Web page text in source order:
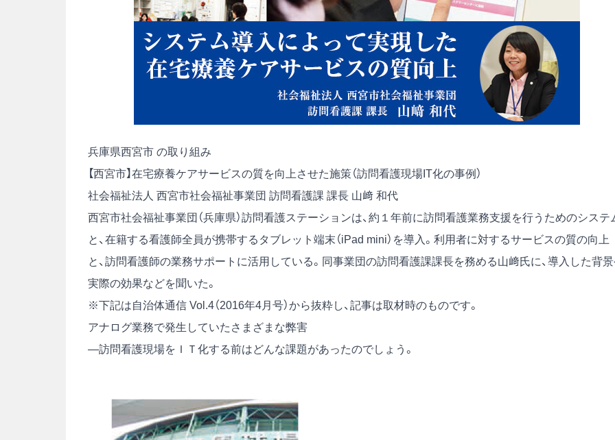
兵庫県西宮市 の取り組み
【西宮市】在宅療養ケアサービスの質を向上させた施策（訪問看護現場IT化の事例）
社会福祉法人 西宮市社会福祉事業団 訪問看護課 課長 山﨑 和代
西宮市社会福祉事業団（兵庫県）訪問看護ステーションは、約１年前に訪問看護業務支援を行うためのシステ
と、在籍する看護師全員が携帯するタブレット端末（iPad mini）を導入。利用者に対するサービスの質の向上
と、訪問看護師の業務サポートに活用している。同事業団の訪問看護課課長を務める山﨑氏に、導入した背
実際の効果などを聞いた。
※下記は自治体通信 Vol.4（2016年4月号）から抜粋し、記事は取材時のものです。
アナログ業務で発生していたさまざまな弊害
―訪問看護現場をＩＴ化する前はどんな課題があったのでしょう。